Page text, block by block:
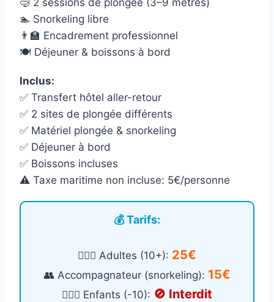
🤿 2 sessions de plongée (3–9 mètres)
🏊 Snorkeling libre
👨‍🏫 Encadrement professionnel
🍽️ Déjeuner & boissons à bord
Inclus:
✅ Transfert hôtel aller-retour
✅ 2 sites de plongée différents
✅ Matériel plongée & snorkeling
✅ Déjeuner à bord
✅ Boissons incluses
⚠️ Taxe maritime non incluse: 5€/personne
💰 Tarifs:
🙎🏻‍♂️ Adultes (10+): 25€
👥 Accompagnateur (snorkeling): 15€
🧍🏻‍♀️ Enfants (-10): 🚫 Interdit